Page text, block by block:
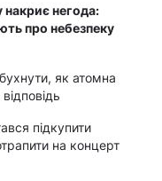
накриє негода:
про небезпеку
як атомна
підкупити
на концерт